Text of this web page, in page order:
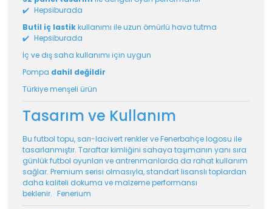
✔️ Hepsiburada
Butil iç lastikkullanımı ile uzun ömürlü hava tutma
✔️ Hepsiburada
İç ve dış saha kullanımı için uygun
Pompa dahil değildir
Türkiye menşeli ürün
Tasarım ve Kullanım
Bu futbol topu, sarı-lacivert renkler ve Fenerbahçe logosu ile
tasarlanmıştır. Taraftar kimliğini sahaya taşımanın yanı sıra
günlük futbol oyunları ve antrenmanlarda da rahat kullanım
sağlar. Premium serisi olmasıyla, standart lisanslı toplardan
daha kaliteli dokuma ve malzeme performansı
beklenir. Fenerium